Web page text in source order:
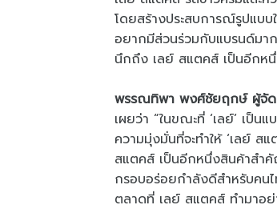
โดยสร้างประสบการณ์รูปแบ
อยากมีส่วนร่วมกับแบรนด์มา
นึกถึง เลย์ สแตคส์ เป็นอีกห
พรรณทิพา พงศ์ชัยฤกษ์ ผู้จัด
เผยว่า “ในขณะที่ ‘เลย์’ เป็
ความมุ่งมั่นที่จะทำให้ ‘เลย์ ส
สแตคส์ เป็นอีกหนึ่งสินค้าสำ
กรอบอร่อยกำลังดีสำหรับคน
ตลาดที่ เลย์ สแตคส์ ทำมาอ